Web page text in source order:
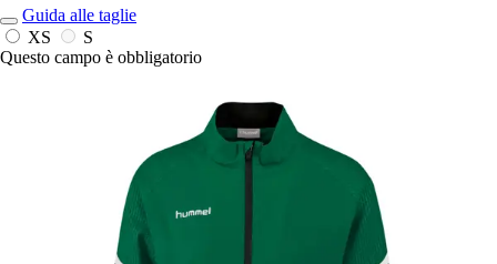
Guida alle taglie
XS
S
Questo campo è obbligatorio